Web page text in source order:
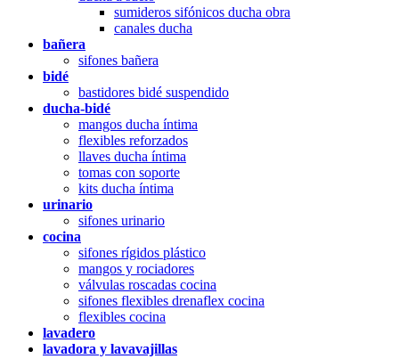
sumideros sifónicos ducha obra
canales ducha
bañera
sifones bañera
bidé
bastidores bidé suspendido
ducha-bidé
mangos ducha íntima
flexibles reforzados
llaves ducha íntima
tomas con soporte
kits ducha íntima
urinario
sifones urinario
cocina
sifones rígidos plástico
mangos y rociadores
válvulas roscadas cocina
sifones flexibles drenaflex cocina
flexibles cocina
lavadero
lavadora y lavavajillas